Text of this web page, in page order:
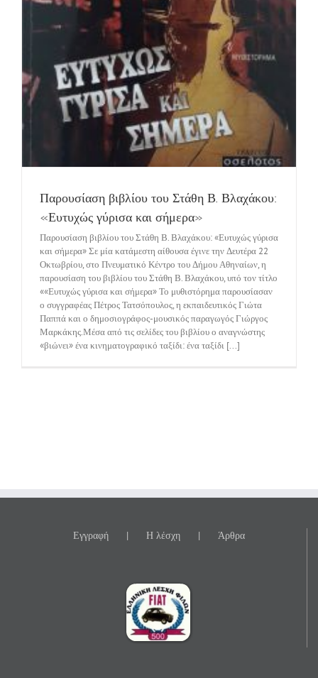
Παρουσίαση βιβλίου του Στάθη Β. Βλαχάκου:
«Ευτυχώς γύρισα και σήμερα»
Παρουσίαση βιβλίου του Στάθη Β. Βλαχάκου: «Ευτυχώς γύρισα
και σήμερα» Σε μία κατάμεστη αίθουσα έγινε την Δευτέρα 22
Οκτωβρίου, στο Πνευματικό Κέντρο του Δήμου Αθηναίων, η
παρουσίαση του βιβλίου του Στάθη Β. Βλαχάκου, υπό τον τίτλο
««Ευτυχώς γύρισα και σήμερα» Το μυθιστόρημα παρουσίασαν
ο συγγραφέας Πέτρος Τατσόπουλος, η εκπαιδευτικός Γιώτα
Παππά και ο δημοσιογράφος-μουσικός παραγωγός Γιώργος
Μαρκάκης.Μέσα από τις σελίδες του βιβλίου ο αναγνώστης
«βιώνει» ένα κινηματογραφικό ταξίδι: ένα ταξίδι [...]
Εγγραφή Η λέσχη Άρθρα